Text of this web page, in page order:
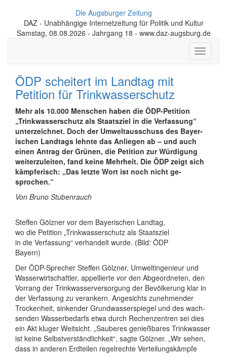
Die Augsburger Zeitung
DAZ - Unabhängige Internetzeitung für Politik und Kultur
Samstag, 08.08.2026 - Jahrgang 18 - www.daz-augsburg.de
Toggle
ÖDP scheitert im Landtag mit
Petition für Trink­wasser­schutz
Mehr als 10.000 Menschen haben die ÖDP-Petition
„Trink­wasser­schutz als Staatsziel in die Ver­fassung“
unter­zeichnet. Doch der Umwelt­aus­schuss des Bayer­
ischen Landtags lehnte das An­lie­gen ab – und auch
einen Antrag der Grünen, die Petition zur Wür­di­gung
weiter­zu­leiten, fand keine Mehrheit. Die ÖDP zeigt sich
kämpferisch: „Das letzte Wort ist noch nicht ge­
sprochen.“
Von Bruno Stubenrauch
Steffen Gölzner vor dem Bayerischen Landtag,
wo die Petition „Trinkwasserschutz als Staatsziel
in die Verfassung“ verhandelt wurde. (Bild: ÖDP
Bayern)
Der ÖDP-Sprecher Steffen Gölzner, Um­welt­in­ge­nieur und
Wasser­wirt­schaft­ler, appellierte vor den Ab­ge­ord­ne­ten, den
Vorrang der Trink­was­ser­ver­sor­gung der Be­völ­ke­rung klar in
der Ver­fassung zu ver­ankern. An­ge­sichts zu­neh­mender
Trockenheit, sin­kender Grund­was­ser­spiegel und des wach­
senden Wasser­bedarfs etwa durch Rechen­zentren sei dies
ein Akt kluger Weit­sicht. „Sauberes ge­nieß­bares Trink­wasser
ist keine Selbst­ver­ständ­lich­keit“, sagte Gölzner. „Wir sehen,
dass in anderen Erd­teilen regel­rechte Ver­tei­lungs­kämpfe